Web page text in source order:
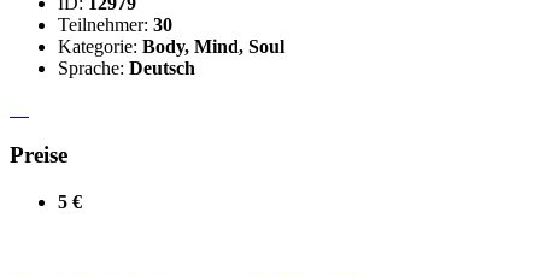
Teilnehmer: 30
Kategorie: Body, Mind, Soul
Sprache: Deutsch
Preise
5 €